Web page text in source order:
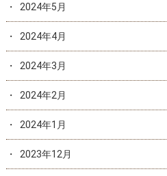
2024年5月
2024年4月
2024年3月
2024年2月
2024年1月
2023年12月